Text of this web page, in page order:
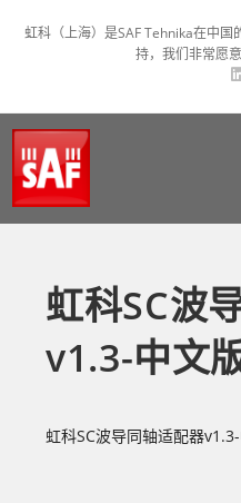
虹科（上海）是SAF Tehnika在中
持，我们非常愿
虹科SC波
v1.3-中文
虹科SC波导同轴适配器